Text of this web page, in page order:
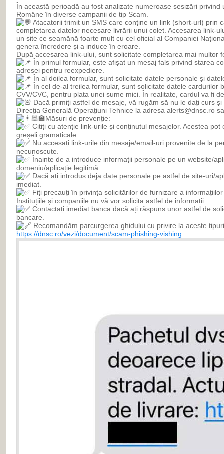
În această perioadă au fost analizate numeroase sesizări privind
Române în diverse campanii de tip Scam.
Atacatorii trimit un SMS care conține un link (short-url) prin
completarea datelor necesare livrării unui colet. Accesarea link-
un site ce seamănă foarte mult cu cel oficial al Companiei
genera încredere și a induce în eroare.
După accesarea link-ului, sunt solicitate completarea mai multor
În primul formular, este afișat un mesaj fals privind starea
adresei pentru reexpediere.
În al doilea formular, sunt solicitate datele personale și
În cel de-al treilea formular, sunt solicitate datele cardurilor
CVV/CVC, pentru plata unei sume mici. În realitate, cardul va fi
Dacă primiți astfel de mesaje, vă rugăm să nu le dați curs
Direcția Generală Operațiuni Tehnice la adresa alerts@dnsc.ro
Măsuri de prevenție:
Citiți cu atenție link-urile și conținutul mesajelor. Acestea
greșeli gramaticale.
Nu accesați link-urile din mesaje/email-uri provenite de la
necunoscute.
Înainte de a introduce informații personale pe un website/
domeniu/aplicație legitimă.
Dacă ați introdus deja date personale pe astfel de site-uri/
imediat.
Fiți precauți în privința solicitărilor de furnizare a
Instituțiile și companiile nu vă vor solicita astfel de informații.
Contactați imediat banca dacă ați răspuns unor astfel de
bancare.
Recomandăm parcurgerea ghidului cu privire la aceste
https://dnsc.ro/vezi/document/scam-phishing-vishing